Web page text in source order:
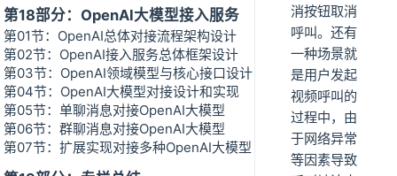
第18部分：OpenAI大模型接入服务
第01节：OpenAI总体对接流程架构设计
第02节：OpenAI接入服务总体框架设计
第03节：OpenAI领域模型与核心接口设计
第04节：OpenAI大模型对接设计和实现
第05节：单聊消息对接OpenAI大模型
第06节：群聊消息对接OpenAI大模型
第07节：扩展实现对接多种OpenAI大模型
消按钮取消
呼叫。还有
一种场景就
是用户发起
视频呼叫的
过程中，由
于网络异常
等因素导致